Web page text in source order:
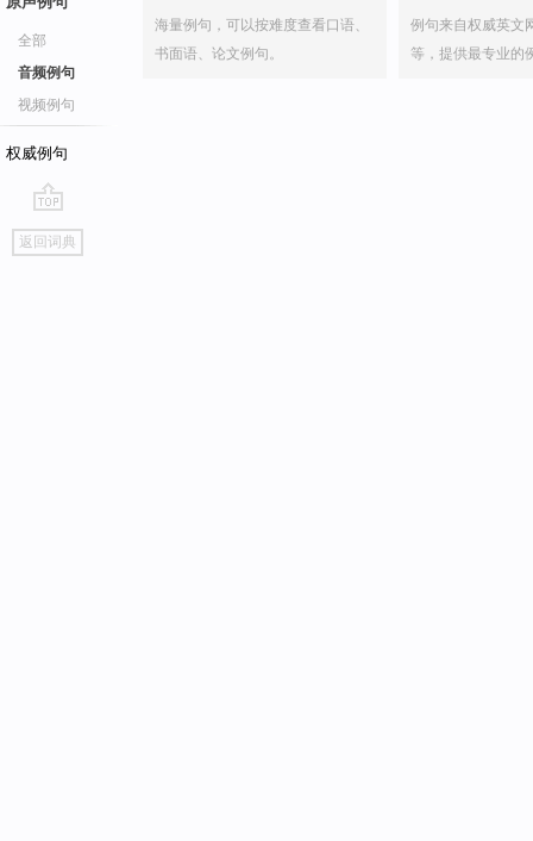
全部
音频例句
视频例句
权威例句
go
top
返回词典
海量例句，可以按难度查看口语、
书面语、论文例句。
例句来自权威英文
等，提供最专业的